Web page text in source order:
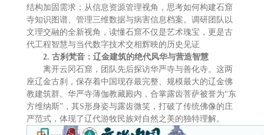
结构加固需求；从信息资源管理视角，思考如何构建石窟
寺知识图谱、管理三维数据与病害信息档案。调研团队以
文理交融的全新视角，读懂石窟不仅是艺术瑰宝，更是古
代工程智慧与当代数字技术交相辉映的历史见证
2. 古刹梵音：辽金建筑的绝代风华与营造智慧
离开云冈石窟，团队先后探访华严寺与善化寺。这两
座辽金古刹，保存着中国现存最完整、规模最大的辽金佛
教建筑群。华严寺薄伽教藏殿内，合掌露齿菩萨被誉为“东
方维纳斯”，其S形身姿与露齿微笑，打破了传统佛像的庄
严范式，体现了辽代游牧民族对自然之美的独特理解。